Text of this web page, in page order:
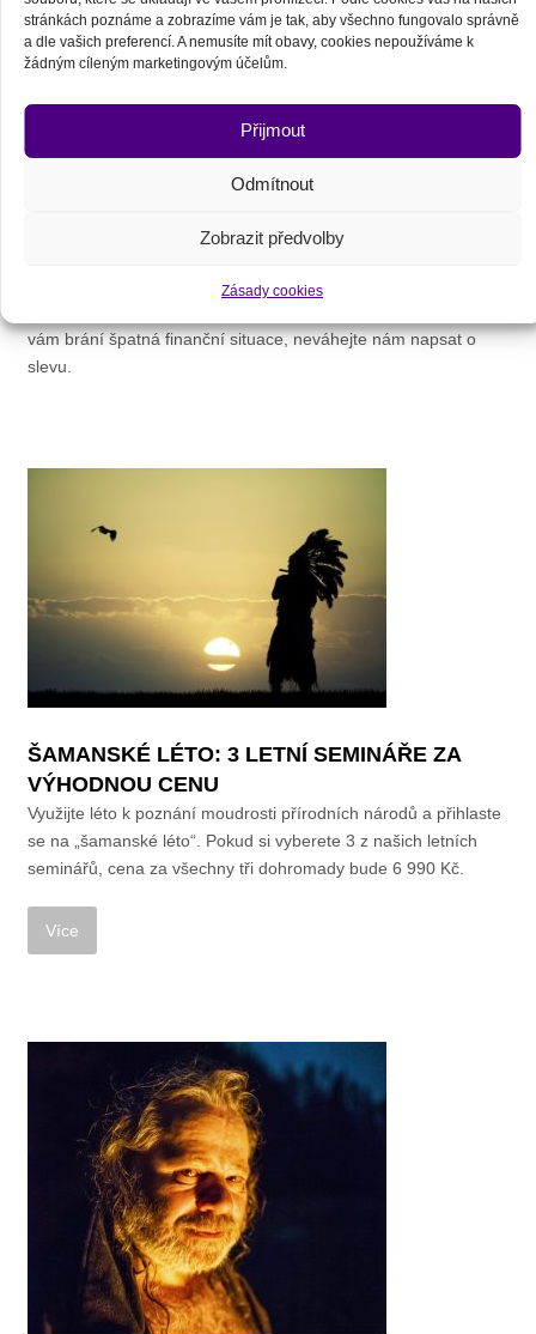
stránkách poznáme a zobrazíme vám je tak, aby všechno fungovalo správně
a dle vašich preferencí. A nemusíte mít obavy, cookies nepoužíváme k
žádným cíleným marketingovým účelům.
Přijmout
Odmítnout
Zobrazit předvolby
Zásady cookies
Přehled: Posvátný kruh síly Medicine Wheel I
Mayové, Aztékové a Toltékové, Keltové a Vikingové, Navahové
a Lakotové… Pradávné kultury z různých časů…
Zastáváme názor, že moudrost přírodních národů má být
vám brání špatná finanční situace, neváhejte nám napsat o
slevu.
ŠAMANSKÉ LÉTO: 3 LETNÍ SEMINÁŘE ZA
VÝHODNOU CENU
Využijte léto k poznání moudrosti přírodních národů a přihlaste
se na „šamanské léto“. Pokud si vyberete 3 z našich letních
seminářů, cena za všechny tři dohromady bude 6 990 Kč.